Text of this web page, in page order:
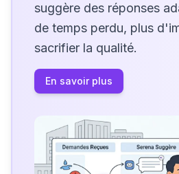
suggère des réponses
de temps perdu, plus
sacrifier la qualité.
En savoir plus